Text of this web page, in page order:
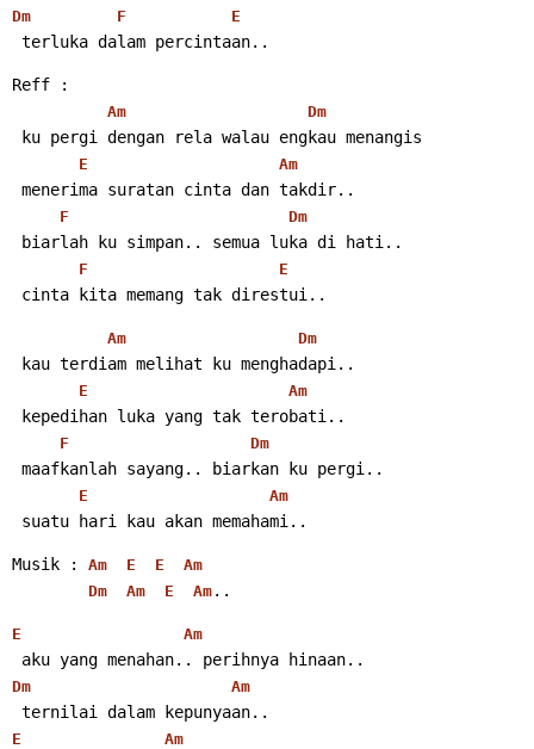
Dm F E
terluka dalam percintaan..
Reff :
Am Dm
ku pergi dengan rela walau engkau menangis
E Am
menerima suratan cinta dan takdir..
F Dm
biarlah ku simpan.. semua luka di hati..
F E
cinta kita memang tak direstui..
Am Dm
kau terdiam melihat ku menghadapi..
E Am
kepedihan luka yang tak terobati..
F Dm
maafkanlah sayang.. biarkan ku pergi..
E Am
suatu hari kau akan memahami..
Musik : Am E E
Am
Dm
Am E Am ..
E Am
aku yang menahan.. perihnya hinaan..
Dm Am
ternilai dalam kepunyaan..
E Am